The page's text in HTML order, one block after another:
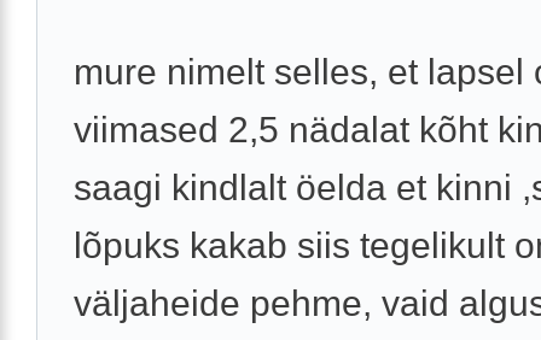
mure nimelt selles, et lapsel
viimased 2,5 nädalat kõht
saagi kindlalt öelda et kinni
lõpuks kakab siis tegelikult
väljaheide pehme, vaid